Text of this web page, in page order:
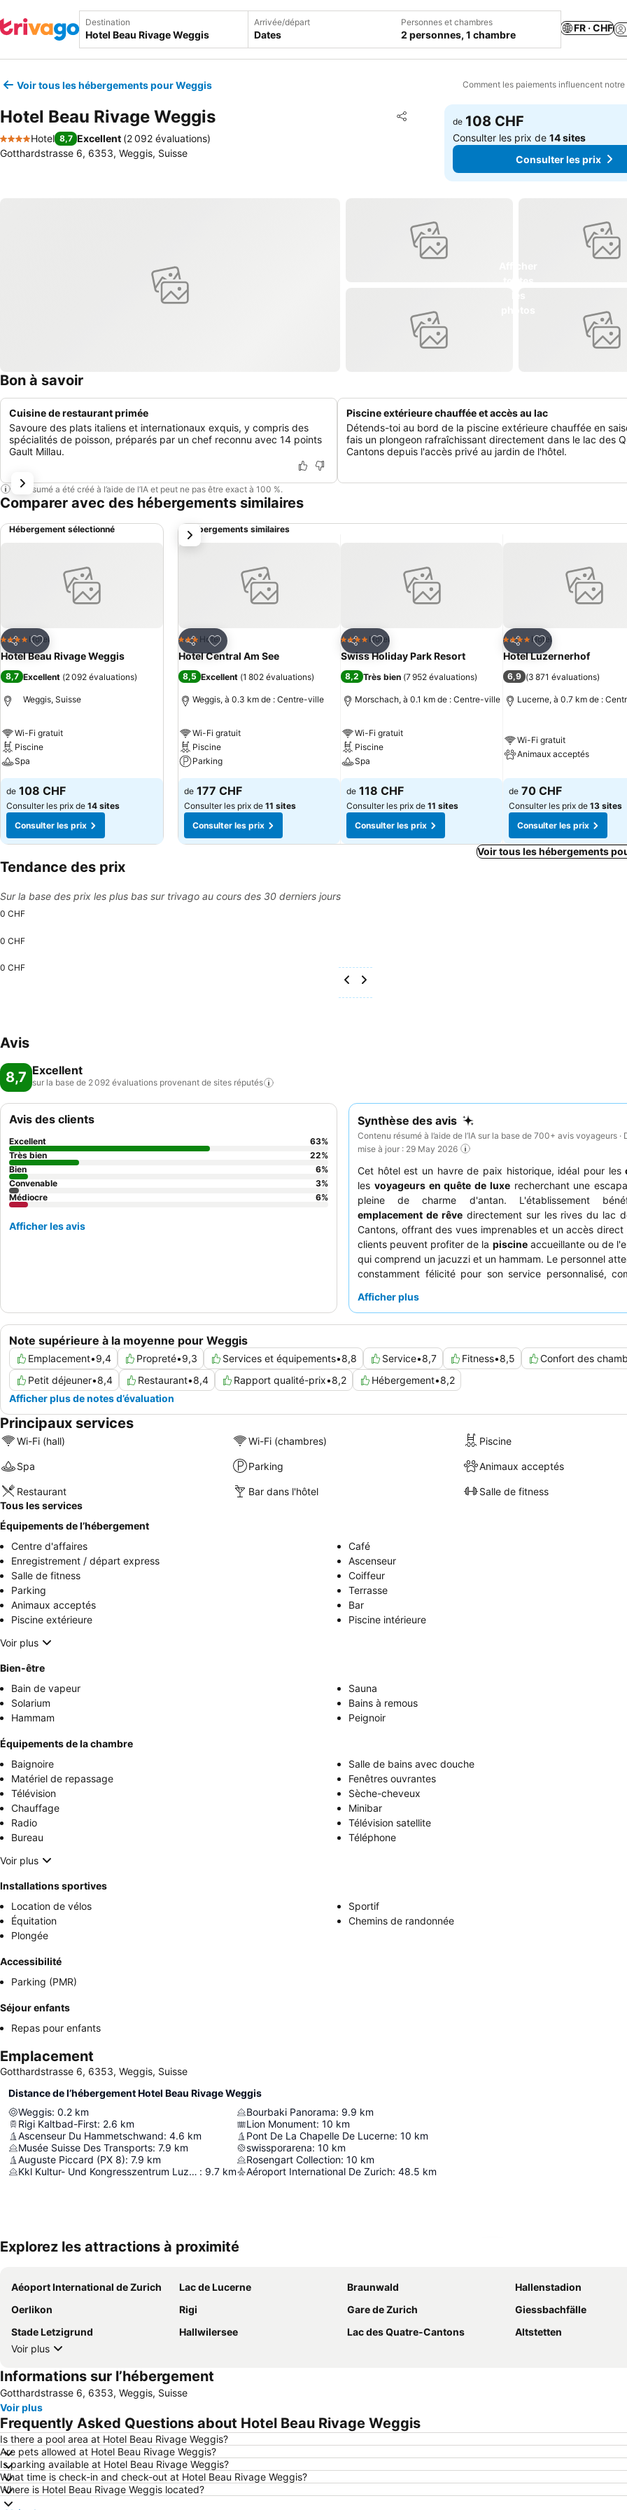
Destination Arrivée/départ
Dates
Personnes et chambres
2 personnes, 1 chambre
FR · CHF
Voir tous les hébergements pour Weggis Comment les paiements influencent
Hotel Beau Rivage Weggis Partager
Ajouter à mes favoris
4 Étoiles
Hotel 8,7 Excellent (2 092 évaluations)
Gotthardstrasse 6, 6353, Weggis, Suisse
de 108 CHF
Consulter les prix de14 sites
Consulter les prix
Bon à savoir
Cuisine de restaurant primée
Savoure des plats italiens et internationaux exquis, y compris des
spécialités de poisson, préparés par un chef reconnu avec 14 points
Gault Millau.
Piscine extérieure chauffée et accès au lac
Détends-toi au bord de la piscine extérieure chauffée en
fais un plongeon rafraîchissant directement dans le lac des
Cantons depuis l'accès privé au jardin de l'hôtel.
Ce résumé a été créé à l’aide de l’IA et peut ne pas être exact à 100 %.
Comparer avec des hébergements similaires
Hébergement sélectionné
Partager
Ajouter à mes favoris
4 ÉtoilesHotel
Hotel Beau Rivage Weggis
8,7 Excellent (2 092 évaluations)
Weggis, Suisse
Wi-Fi gratuit
Piscine
Spa
de 108 CHF
Consulter les prix de 14 sites
Consulter les prix
Hébergements similaires
Partager
Ajouter à mes favoris
3 ÉtoilesHotel
Hotel Central Am See
8,5 Excellent (1 802 évaluations)
Weggis, à 0.3 km de : Centre-ville
Wi-Fi gratuit
Piscine
Parking
de 177 CHF
Consulter les prix de 11 sites
Consulter les prix
Partager
Ajouter à mes favoris
4 ÉtoilesHotel
Swiss Holiday Park Resort
8,2 Très bien (7 952 évaluations)
Morschach, à 0.1 km de : Centre-ville
Wi-Fi gratuit
Piscine
Spa
de 118 CHF
Consulter les prix de 11 sites
Consulter les prix
Partager
Ajouter à mes
4 ÉtoilesHotel
Hotel Luzernerhof
6,9 (3 871 évaluations)
Lucerne, à 0.7 km de :
Wi-Fi gratuit
Animaux acceptés
de 70 CHF
Consulter les prix de 13 sites
Consulter les prix
suivant
Voir tous les hébergements
Tendance des prix
Sur la base des prix les plus bas sur trivago au cours des 30 derniers jours
0 CHF
0 CHF
0 CHF
Avis
8,7 Excellent
sur la base de 2 092 évaluations provenant de sites réputés
Synthèse des avis
Contenu résumé à l’aide de l’IA sur la base de 700+ avis voyageurs ·
mise à jour : 29 May 2026
Cet hôtel est un havre de paix historique, idéal pour les
les voyageurs en quête de luxerecherchant une
pleine de charme d'antan. L'établissement
emplacement de rêvedirectement sur les rives du lac
Cantons, offrant des vues imprenables et un accès direct
clients peuvent profiter de la piscineaccueillante ou de
qui comprend un jacuzzi et un hammam. Le personnel
constamment félicité pour son service personnalisé,
petit-déjeuner buffet
Afficher plus
Note supérieure à la moyenne pour Weggis
Emplacement•9,4 Propreté•9,3 Services et équipements•8,8 Service•8,7 Fitness•8,5 Confort des
Petit déjeuner•8,4 Restaurant•8,4 Rapport qualité-prix•8,2 Hébergement•8,2
Afficher plus de notes d’évaluation
Avis des clients
Excellent 63%
Très bien
22%
Bien
6%
Convenable
3%
Médiocre
6%
Afficher les avis
Principaux services
Wi-Fi (hall) Wi-Fi (chambres) Piscine
Spa Parking Animaux acceptés
Restaurant Bar dans l'hôtel
Salle de fitness
Tous les services
Équipements de l’hébergement
Centre d'affaires
Café
Enregistrement / départ express
Ascenseur
Salle de fitness
Coiffeur
Parking
Terrasse
Animaux acceptés
Bar
Piscine extérieure
Piscine intérieure
Voir plus
Bien-être
Bain de vapeur
Sauna
Solarium
Bains à remous
Hammam
Peignoir
Équipements de la chambre
Baignoire
Salle de bains avec douche
Matériel de repassage
Fenêtres ouvrantes
Télévision
Sèche-cheveux
Chauffage
Minibar
Radio
Télévision satellite
Bureau
Téléphone
Voir plus
Installations sportives
Location de vélos
Sportif
Équitation
Chemins de randonnée
Plongée
Accessibilité
Parking (PMR)
Séjour enfants
Repas pour enfants
Emplacement
Gotthardstrasse 6, 6353, Weggis, Suisse
Distance de l’hébergement Hotel Beau Rivage Weggis
Weggis: 0.2 km
Rigi Kaltbad-First: 2.6 km
Ascenseur Du Hammetschwand: 4.6 km
Musée Suisse Des Transports: 7.9 km
Auguste Piccard (PX 8): 7.9 km
Kkl Kultur- Und Kongresszentrum Luzern : 9.7 km
Bourbaki Panorama: 9.9 km
Lion Monument: 10 km
Pont De La Chapelle De Lucerne: 10 km
swissporarena: 10 km
Rosengart Collection: 10 km
Aéroport International De Zurich: 48.5 km
Explorez les attractions à proximité
Aéoport International de Zurich Lac de Lucerne Braunwald
Hallenstadion
Oerlikon
Rigi Gare de Zurich
Giessbachfälle
Stade Letzigrund
Hallwilersee Lac des Quatre-Cantons
Altstetten
Voir plus
Informations sur l’hébergement
Gotthardstrasse 6, 6353, Weggis, Suisse
Voir plus
Frequently Asked Questions about Hotel Beau Rivage Weggis
Is there a pool area at Hotel Beau Rivage Weggis?
Are pets allowed at Hotel Beau Rivage Weggis?
Is parking available at Hotel Beau Rivage Weggis?
What time is check-in and check-out at Hotel Beau Rivage Weggis?
Where is Hotel Beau Rivage Weggis located?